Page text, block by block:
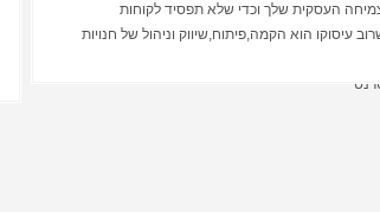
העסקית שלך וכדי שלא תפסיד לקוחות
עיסוקו הוא הקמה,פיתוח,שיווק וניהול של חנויות
יודעים כיצד לרכוש את אמונם – ואז הם ירכשו
מעוצבת שמוכרת אנא פנו אלינו עוד היום ונוכל
: טלפונים סלולרים, מחשבים ניידים,מחשבים
של החנות הוירטואלית לכל ההתקנים
מטרות ולכן אנו בונים אתרים אשר נשענים על
מדהים ואתרים שמספקים תוצאות
אלינו ונייעץ לכם בחינם כיצד להשיג את